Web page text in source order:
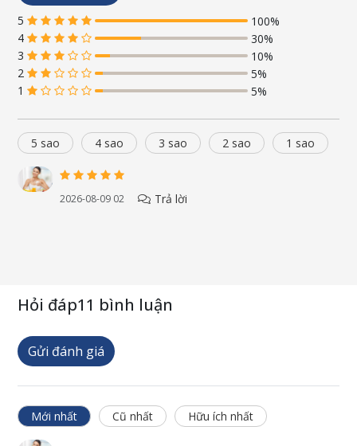
5
100%
4
30%
3
10%
2
5%
1
5%
5 sao 4 sao 3 sao 2 sao 1 sao
2026-08-09 02 Trả lời
Hỏi đáp11 bình luận
Gửi đánh giá
Mới nhất Cũ nhất Hữu ích nhất